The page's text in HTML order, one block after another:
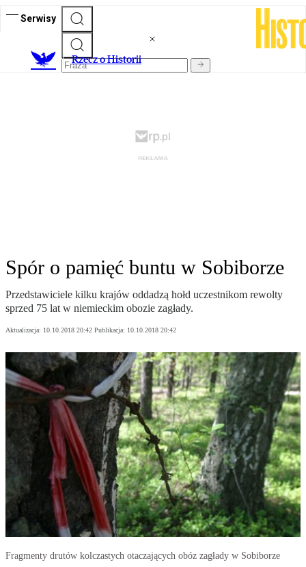
Serwisy
Rzecz o Historii
Spór o pamięć buntu w Sobiborze
Przedstawiciele kilku krajów oddadzą hołd uczestnikom rewolty
sprzed 75 lat w niemieckim obozie zagłady.
Aktualizacja: 10.10.2018 20:42 Publikacja: 10.10.2018 20:42
Fragmenty drutów kolczastych otaczających obóz zagłady w Sobiborze